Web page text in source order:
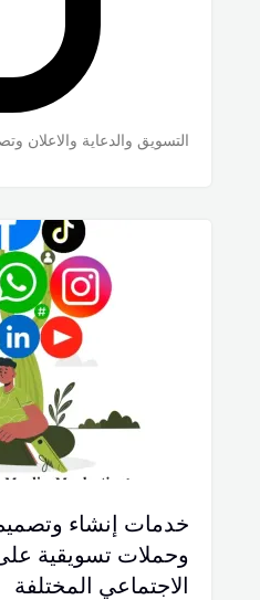
التسويق والدعاية والاعلان
خدمات إنشاء
وحملات تسويقية
الاجتماعي المختلفة